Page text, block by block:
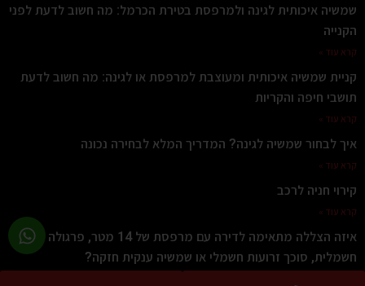
שמשיה איכותית לגינה ולמרפסת בטירת הכרמל: מה חשוב לדעת לפני
הקנייה
קרא עוד »
קניית שמשיה איכותית ומעוצבת למרפסת או לגינה: מה חשוב לדעת
תושבי חיפה והקריות
קרא עוד »
איך לבחור שמשיה לגינה? המדריך המלא לבחירה נכונה
קרא עוד »
קירוי חניה לרכב
קרא עוד »
איזה הצללה מתאימה לדירה עם מרפסת של 14 מטר, פרגולה
חשמלית, סוכך זרועות חשמלי או שמשיה ענקית חזקה?